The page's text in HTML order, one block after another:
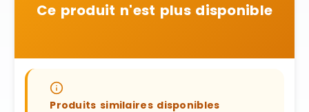
Ce produit n'est plus disponible
Produits similaires disponibles